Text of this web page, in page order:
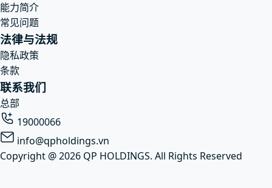
能力简介
常见问题
法律与法规
隐私政策
条款
联系我们
总部
19000066
info@qpholdings.vn
Copyright @ 2026 QP HOLDINGS. All Rights Reserved